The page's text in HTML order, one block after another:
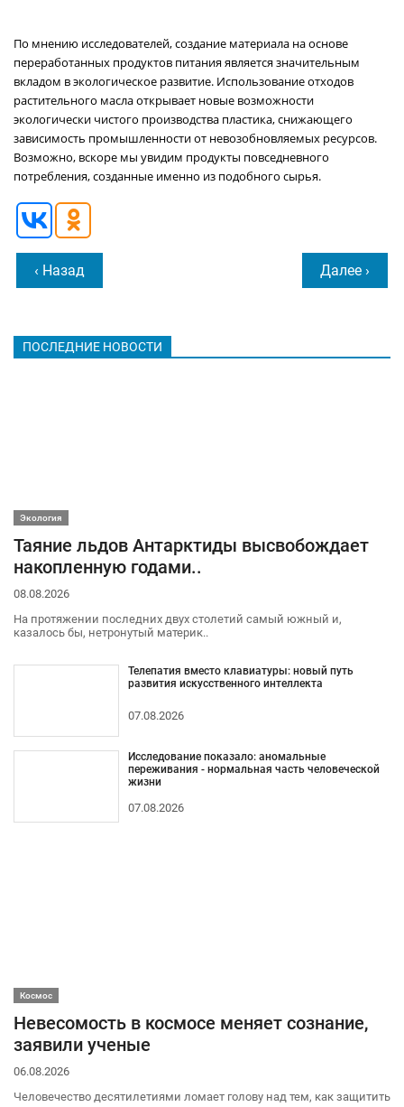
По мнению исследователей, создание материала на основе
переработанных продуктов питания является значительным
вкладом в экологическое развитие. Использование отходов
растительного масла открывает новые возможности
экологически чистого производства пластика, снижающего
зависимость промышленности от невозобновляемых ресурсов.
Возможно, вскоре мы увидим продукты повседневного
потребления, созданные именно из подобного сырья.
‹ Назад Далее ›
ПОСЛЕДНИЕ НОВОСТИ
Экология
Таяние льдов Антарктиды высвобождает
накопленную годами..
08.08.2026
На протяжении последних двух столетий самый южный и,
казалось бы, нетронутый материк..
Телепатия вместо клавиатуры: новый путь
развития искусственного интеллекта
07.08.2026
Исследование показало: аномальные
переживания - нормальная часть человеческой
жизни
07.08.2026
Космос
Невесомость в космосе меняет сознание,
заявили ученые
06.08.2026
Человечество десятилетиями ломает голову над тем, как защитить